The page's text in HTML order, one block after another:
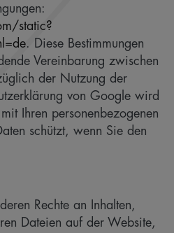
static?
. Diese Bestimmungen
Vereinbarung zwischen
der Nutzung der
von Google wird
Ihren personenbezogenen
schützt, wenn Sie den
Rechte an Inhalten,
Dateien auf der Website,